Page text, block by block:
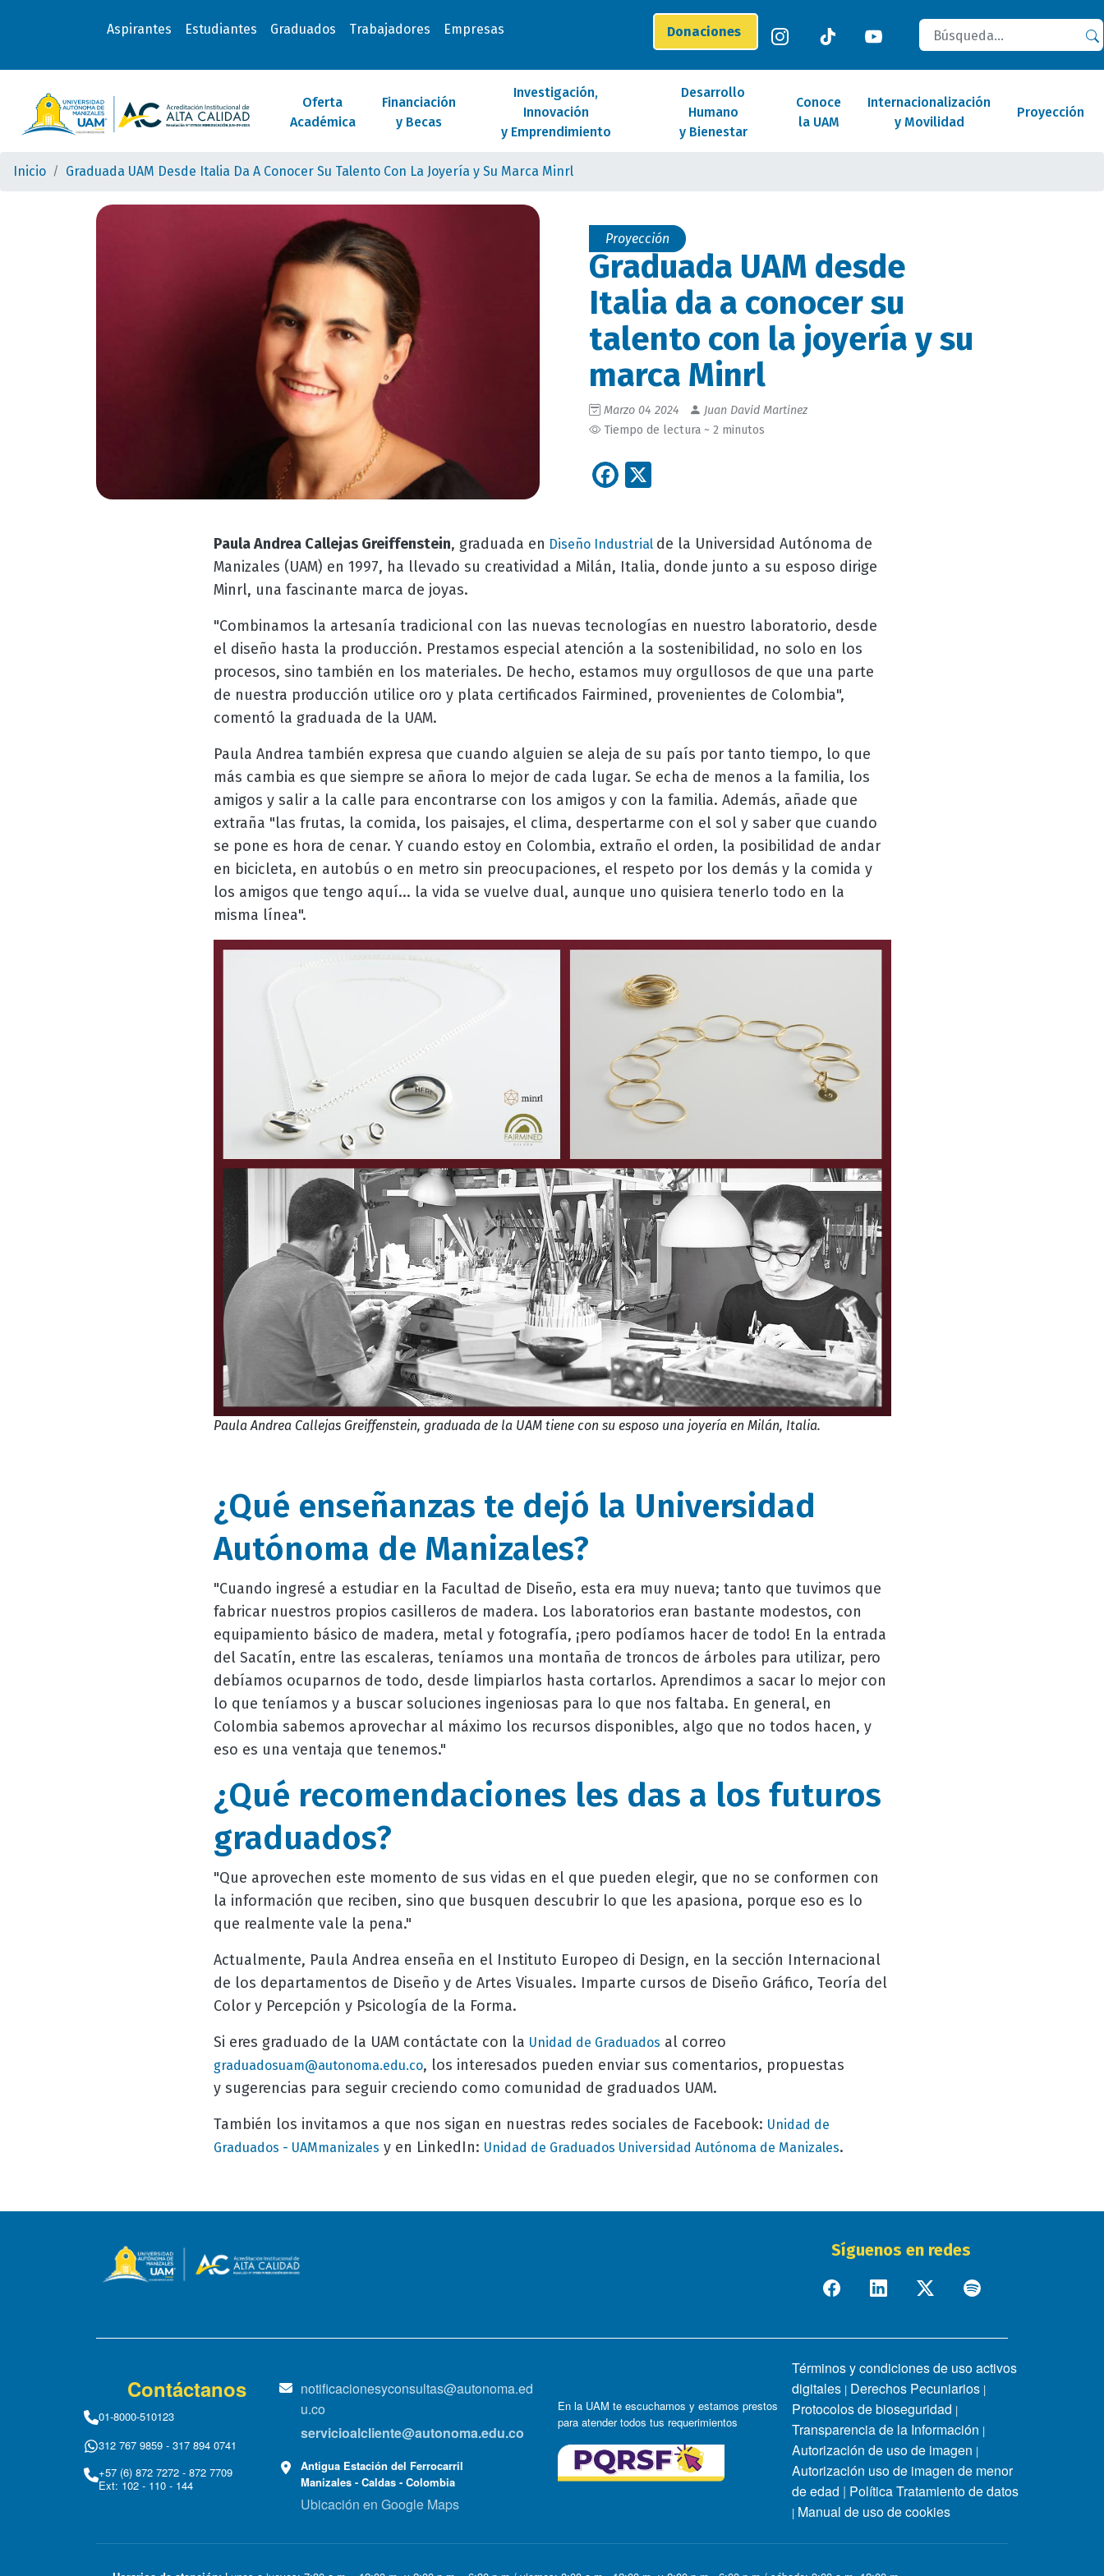
Aspirantes Estudiantes Graduados Trabajadores Empresas Donaciones
Buscar
Oferta
Académica
Financiación
y Becas
Investigación,
Innovación
y Emprendimiento
Desarrollo
Humano
y Bienestar
Conoce
la UAM
Internacionalización
y Movilidad
Proyección
Inicio Graduada UAM Desde Italia Da A Conocer Su Talento Con La Joyería y Su Marca Minrl
Proyección
Graduada UAM desde
Italia da a conocer su
talento con la joyería y su
marca Minrl
Marzo 04 2024
Juan David Martinez
Tiempo de lectura ~ 2 minutos
Facebook
Paula Andrea Callejas Greiffenstein, graduada en Diseño Industrial de la Universidad Autónoma de
Manizales (UAM) en 1997, ha llevado su creatividad a Milán, Italia, donde junto a su esposo dirige
Minrl, una fascinante marca de joyas.
"Combinamos la artesanía tradicional con las nuevas tecnologías en nuestro laboratorio, desde
el diseño hasta la producción. Prestamos especial atención a la sostenibilidad, no solo en los
procesos, sino también en los materiales. De hecho, estamos muy orgullosos de que una parte
de nuestra producción utilice oro y plata certificados Fairmined, provenientes de Colombia",
comentó la graduada de la UAM.
Paula Andrea también expresa que cuando alguien se aleja de su país por tanto tiempo, lo que
más cambia es que siempre se añora lo mejor de cada lugar. Se echa de menos a la familia, los
amigos y salir a la calle para encontrarse con los amigos y con la familia. Además, añade que
extraña "las frutas, la comida, los paisajes, el clima, despertarme con el sol y saber que cuando
se pone es hora de cenar. Y cuando estoy en Colombia, extraño el orden, la posibilidad de andar
en bicicleta, en autobús o en metro sin preocupaciones, el respeto por los demás y la comida y
los amigos que tengo aquí... la vida se vuelve dual, aunque uno quisiera tenerlo todo en la
misma línea".
Paula Andrea Callejas Greiffenstein, graduada de la UAM tiene con su esposo una joyería en Milán, Italia.
¿Qué enseñanzas te dejó la Universidad
Autónoma de Manizales?
"Cuando ingresé a estudiar en la Facultad de Diseño, esta era muy nueva; tanto que tuvimos que
fabricar nuestros propios casilleros de madera. Los laboratorios eran bastante modestos, con
equipamiento básico de madera, metal y fotografía, ¡pero podíamos hacer de todo! En la entrada
del Sacatín, entre las escaleras, teníamos una montaña de troncos de árboles para utilizar, pero
debíamos ocuparnos de todo, desde limpiarlos hasta cortarlos. Aprendimos a sacar lo mejor con
lo que teníamos y a buscar soluciones ingeniosas para lo que nos faltaba. En general, en
Colombia sabemos aprovechar al máximo los recursos disponibles, algo que no todos hacen, y
eso es una ventaja que tenemos."
¿Qué recomendaciones les das a los futuros
graduados?
"Que aprovechen este momento de sus vidas en el que pueden elegir, que no se conformen con
la información que reciben, sino que busquen descubrir lo que les apasiona, porque eso es lo
que realmente vale la pena."
Actualmente, Paula Andrea enseña en el Instituto Europeo di Design, en la sección Internacional
de los departamentos de Diseño y de Artes Visuales. Imparte cursos de Diseño Gráfico, Teoría del
Color y Percepción y Psicología de la Forma.
Si eres graduado de la UAM contáctate con la Unidad de Graduados al correo
graduadosuam@autonoma.edu.co, los interesados pueden enviar sus comentarios, propuestas
y sugerencias para seguir creciendo como comunidad de graduados UAM.
También los invitamos a que nos sigan en nuestras redes sociales de Facebook: Unidad de
Graduados - UAMmanizales y en LinkedIn: Unidad de Graduados Universidad Autónoma de Manizales.
Síguenos en redes
Contáctanos
01-8000-510123
312 767 9859 - 317 894 0741
+57 (6) 872 7272 - 872 7709
Ext: 102 - 110 - 144
notificacionesyconsultas@autonoma.ed
u.co
servicioalcliente@autonoma.edu.co
Antigua Estación del Ferrocarril
Manizales - Caldas - Colombia
Ubicación en Google Maps
En la UAM te escuchamos y estamos prestos
para atender todos tus requerimientos
Términos y condiciones de uso activos
digitales | Derechos Pecuniarios |
Protocolos de bioseguridad |
Transparencia de la Información |
Autorización de uso de imagen |
Autorización uso de imagen de menor
de edad | Política Tratamiento de datos
| Manual de uso de cookies